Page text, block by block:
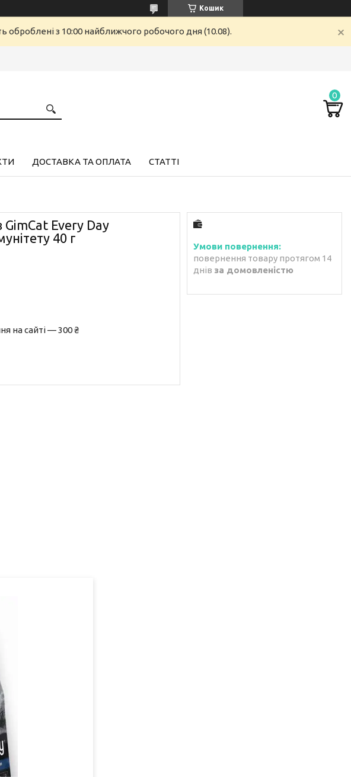
Кошик
оброблені з 10:00 найближчого робочого дня (10.08).
ДОСТАВКА ТА ОПЛАТА СТАТТІ
GimCat Every Day
40 г
на сайті — 300 ₴
повернення товару протягом 14
днів за домовленістю